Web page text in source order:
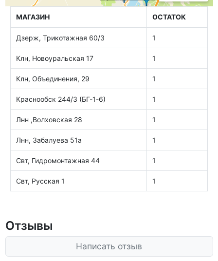
МАГАЗИН ОСТАТОК
Дзерж, Трикотажная 60/3 1
Клн, Новоуральская 17 1
Клн, Объединения, 29 1
Краснообск 244/3 (БГ-1-6) 1
Лнн ,Волховская 28 1
Лнн, Забалуева 51а 1
Свт, Гидромонтажная 44 1
Свт, Русская 1 1
Отзывы
Написать отзыв